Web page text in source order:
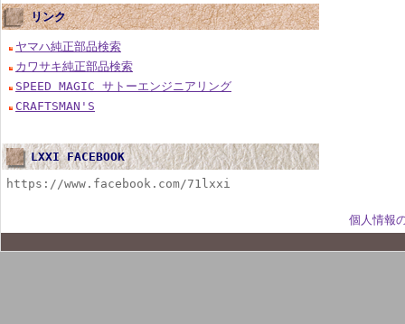
リンク
ヤマハ純正部品検索
カワサキ純正部品検索
SPEED MAGIC サトーエンジニアリング
CRAFTSMAN'S
LXXI FACEBOOK
https://www.facebook.com/71lxxi
個人情報